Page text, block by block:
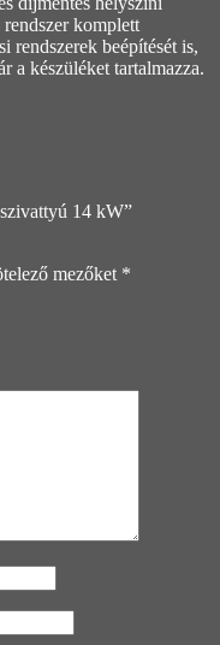
komplett
rendszerek beépítését is,
a készüléket tartalmazza.
14 kW”
mezőket *